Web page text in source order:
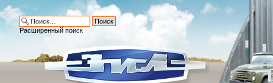
Расширенный поиск